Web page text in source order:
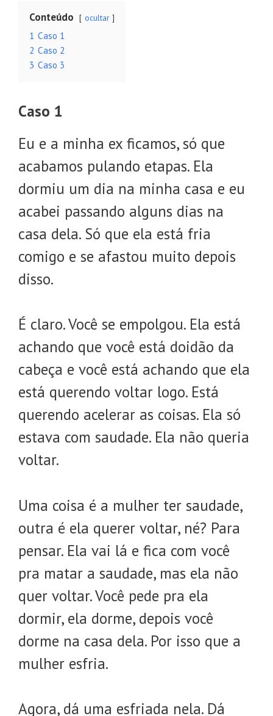
Conteúdo ocultar
1 Caso 1
2 Caso 2
3 Caso 3
Caso 1
Eu e a minha ex ficamos, só que
acabamos pulando etapas. Ela
dormiu um dia na minha casa e eu
acabei passando alguns dias na
casa dela. Só que ela está fria
comigo e se afastou muito depois
disso.
É claro. Você se empolgou. Ela está
achando que você está doidão da
cabeça e você está achando que ela
está querendo voltar logo. Está
querendo acelerar as coisas. Ela só
estava com saudade. Ela não queria
voltar.
Uma coisa é a mulher ter saudade,
outra é ela querer voltar, né? Para
pensar. Ela vai lá e fica com você
pra matar a saudade, mas ela não
quer voltar. Você pede pra ela
dormir, ela dorme, depois você
dorme na casa dela. Por isso que a
mulher esfria.
Agora, dá uma esfriada nela. Dá